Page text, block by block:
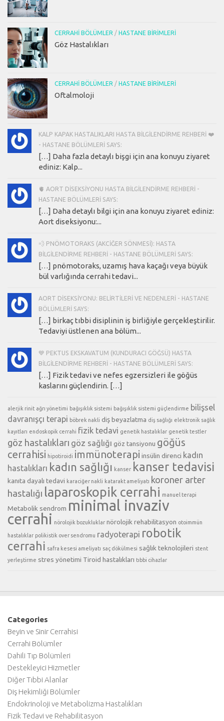
CERRAHI BÖLÜMLER / HASTANE BIRIMLERI
Göz Hastalıkları
CERRAHI BÖLÜMLER / HASTANE BIRIMLERI
Oftalmoloji
KALP KAPAK HASTALIKLARI HASTA BILGILENDIRME REHBERI ❤️
- HASTANE BÖLÜMLERI SAYS:
[…] Daha fazla detaylı bişgi için ana konuyu ziyaret
ediniz: Kalp...
🫀 AORT DISEKSIYONU HASTA BILGILENDIRME REHBERI -
HASTANE BÖLÜMLERI SAYS:
[…] Daha detaylı bilgi için ana konuyu ziyaret ediniz:
Aort diseksiyonu:...
💨 PNÖMOTORAKS (AKCIĞER SÖNMESI): HASTA
BILGILENDIRME REHBERI - HASTANE BÖLÜMLERI SAYS:
[…] pnömotoraks, uzamış hava kaçağı veya büyük
bül varlığında cerrahi tedavi...
AORT DISEKSIYONU: BELIRTILERI VE NEDENLERI - HASTANE
BÖLÜMLERI SAYS:
[…] birkaç tıbbi disiplinin iş birliğiyle gerçekleştirilir.
Tedaviyi üstlenen ana bölüm...
💙 PEKTUS EKSKAVATUM (KUNDURACI GÖĞSÜ) HASTA
BILGILENDIRME REHBERI - HASTANE BÖLÜMLERI SAYS:
[…] Fizik tedavi ve nefes egzersizleri ile göğüs
kaslarını güçlendirin. […]
alerjik rinit ağrı yönetimi bağışıklık sistemi bağışıklık sistemi güçlendirme bilişsel
davranışçı terapi böbrek nakli diş beyazlatma diş sağlığı elektronik sağlık
kayıtları endoskopik cerrahi fizik tedavi genetik hastalıklar genetik testler
göz hastalıkları göz sağlığı göz tansiyonu göğüs
cerrahisi hipotiroidi immünoterapi insülin direnci kadın
hastalıkları kadın sağlığı kanser kanser tedavisi
kanıta dayalı tedavi karaciğer nakli katarakt ameliyatı koroner arter
hastalığı laparoskopik cerrahi manuel terapi
Metabolik sendrom minimal invaziv
cerrahi nörolojik bozukluklar nörolojik rehabilitasyon otoimmün
hastalıklar polikistik over sendromu radyoterapi robotik
cerrahi safra kesesi ameliyatı saç dökülmesi sağlık teknolojileri stent
yerleştirme stres yönetimi Tiroid hastalıkları tıbbi cihazlar
Categories
Beyin ve Sinir Cerrahisi
Cerrahi Bölümler
Dahili Tıp Bölümleri
Destekleyici Hizmetler
Diğer Tıbbi Alanlar
Diş Hekimliği Bölümler
Endokrinoloji ve Metabolizma Hastalıkları
Fizik Tedavi ve Rehabilitasyon